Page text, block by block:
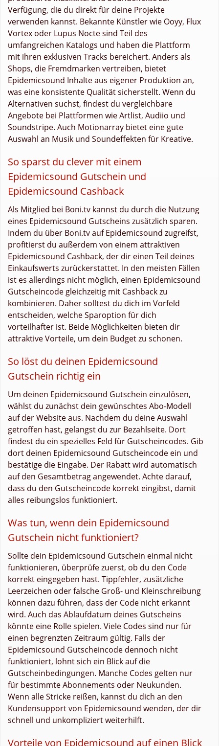
Verfügung, die du direkt für deine Projekte
verwenden kannst. Bekannte Künstler wie Ooyy, Flux
Vortex oder Lupus Nocte sind Teil des
umfangreichen Katalogs und haben die Plattform
mit ihren exklusiven Tracks bereichert. Anders als
Shops, die Fremdmarken vertreiben, bietet
Epidemicsound Inhalte aus eigener Produktion an,
was eine konsistente Qualität sicherstellt. Wenn du
Alternativen suchst, findest du vergleichbare
Angebote bei Plattformen wie Artlist, Audiio und
Soundstripe. Auch Motionarray bietet eine gute
Auswahl an Musik und Soundeffekten für Kreative.
So sparst du clever mit einem
Epidemicsound Gutschein und
Epidemicsound Cashback
Als Mitglied bei Boni.tv kannst du durch die Nutzung
eines Epidemicsound Gutscheins zusätzlich sparen.
Indem du über Boni.tv auf Epidemicsound zugreifst,
profitierst du außerdem von einem attraktiven
Epidemicsound Cashback, der dir einen Teil deines
Einkaufswerts zurückerstattet. In den meisten Fällen
ist es allerdings nicht möglich, einen Epidemicsound
Gutscheincode gleichzeitig mit Cashback zu
kombinieren. Daher solltest du dich im Vorfeld
entscheiden, welche Sparoption für dich
vorteilhafter ist. Beide Möglichkeiten bieten dir
attraktive Vorteile, um dein Budget zu schonen.
So löst du deinen Epidemicsound
Gutschein richtig ein
Um deinen Epidemicsound Gutschein einzulösen,
wählst du zunächst dein gewünschtes Abo-Modell
auf der Website aus. Nachdem du deine Auswahl
getroffen hast, gelangst du zur Bezahlseite. Dort
findest du ein spezielles Feld für Gutscheincodes. Gib
dort deinen Epidemicsound Gutscheincode ein und
bestätige die Eingabe. Der Rabatt wird automatisch
auf den Gesamtbetrag angewendet. Achte darauf,
dass du den Gutscheincode korrekt eingibst, damit
alles reibungslos funktioniert.
Was tun, wenn dein Epidemicsound
Gutschein nicht funktioniert?
Sollte dein Epidemicsound Gutschein einmal nicht
funktionieren, überprüfe zuerst, ob du den Code
korrekt eingegeben hast. Tippfehler, zusätzliche
Leerzeichen oder falsche Groß- und Kleinschreibung
können dazu führen, dass der Code nicht erkannt
wird. Auch das Ablaufdatum deines Gutscheins
könnte eine Rolle spielen. Viele Codes sind nur für
einen begrenzten Zeitraum gültig. Falls der
Epidemicsound Gutscheincode dennoch nicht
funktioniert, lohnt sich ein Blick auf die
Gutscheinbedingungen. Manche Codes gelten nur
für bestimmte Abonnements oder Neukunden.
Wenn alle Stricke reißen, kannst du dich an den
Kundensupport von Epidemicsound wenden, der dir
schnell und unkompliziert weiterhilft.
Vorteile von Epidemicsound auf einen Blick